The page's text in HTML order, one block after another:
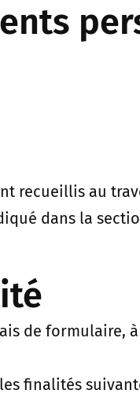
recueillis au
dans la
de formulaire,
finalités